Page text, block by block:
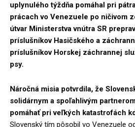
uplynulého týždňa pomáhal pri
prácach vo Venezuele po ničivom
útvar Ministerstva vnútra SR
príslušníkov Hasičského a
príslušníkov Horskej záchrannej
psy.
Náročná misia potvrdila, že
solidárnym a spoľahlivým
pomáhať pri veľkých katastrofách
Slovenský tím pôsobil vo Venezuele